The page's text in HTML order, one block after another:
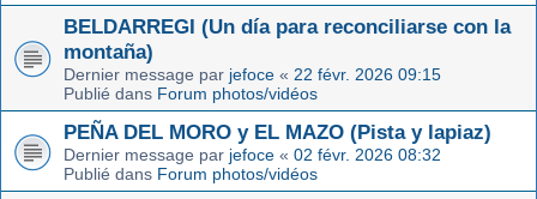
BELDARREGI (Un día para reconciliarse con la
montaña)
Dernier message par jefoce « 22 févr. 2026 09:15
Publié dans Forum photos/vidéos
PEÑA DEL MORO y EL MAZO (Pista y lapiaz)
Dernier message par jefoce « 02 févr. 2026 08:32
Publié dans Forum photos/vidéos